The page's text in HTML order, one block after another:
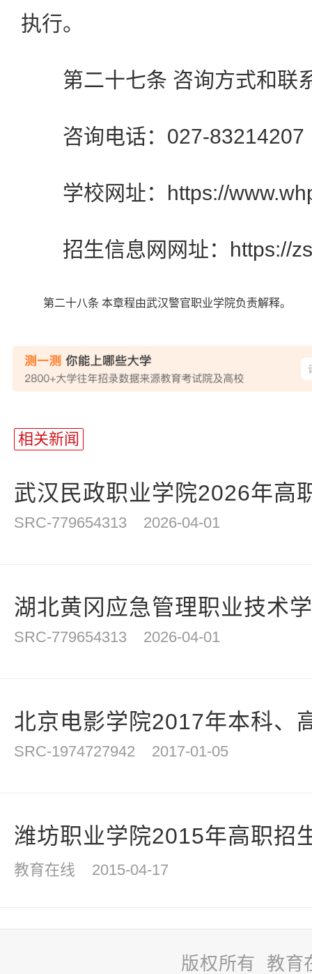
执行。
第二十七条 咨询方式和联
咨询电话：027-83214207
学校网址：https://
招生信息网网址：https://
第二十八条 本章程由武汉警官职业学院负责解释。
相关新闻
武汉民政职业学院2026年高
SRC-779654313 2026-04-01
湖北黄冈应急管理职业技术
SRC-779654313 2026-04-01
北京电影学院2017年本科、
SRC-1974727942 2017-01-05
潍坊职业学院2015年高职招
教育在线 2015-04-17
版权所有 教育